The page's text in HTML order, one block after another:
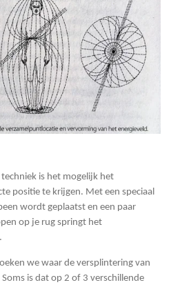
is het mogelijk het
positie te krijgen. Met een speciaal
wordt geplaatst en een paar
op je rug springt het
we waar de versplintering van
is dat op 2 of 3 verschillende